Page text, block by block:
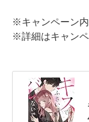
※キャンペーン内
※詳細はキャンペ